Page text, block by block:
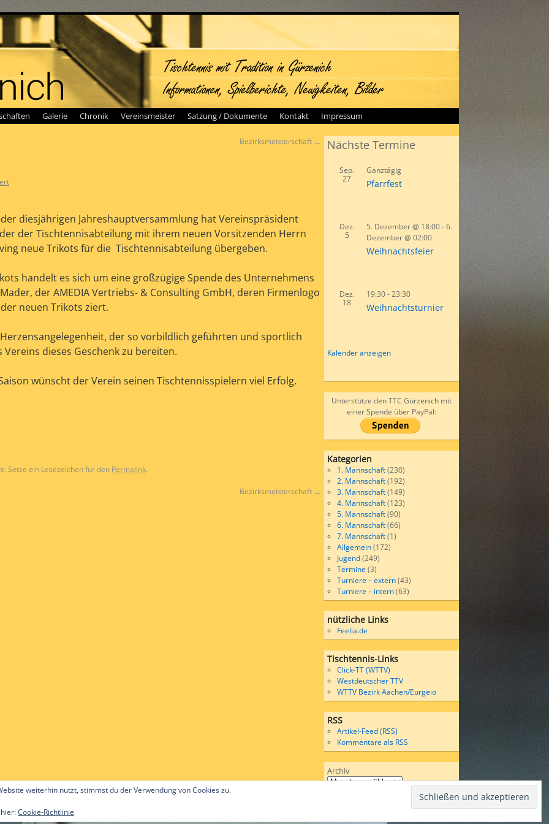
Galerie Chronik Vereinsmeister Satzung / Dokumente Kontakt Impressum
Bezirksmeisterschaft →
diesjährigen Jahreshauptversammlung hat Vereinspräsident
der Tischtennisabteilung mit ihrem neuen Vorsitzenden Herrn
neue Trikots für die Tischtennisabteilung übergeben.
handelt es sich um eine großzügige Spende des Unternehmens
der AMEDIA Vertriebs- & Consulting GmbH, deren Firmenlogo
neuen Trikots ziert.
der so vorbildlich geführten und sportlich
dieses Geschenk zu bereiten.
wünscht der Verein seinen Tischtennisspielern viel Erfolg.
Setze ein Lesezeichen für den Permalink.
Bezirksmeisterschaft →
Nächste Termine
Sep.
27
Ganztägig
Pfarrfest
Dez.
5
5. Dezember @ 18:00-6.
Dezember @ 02:00
Weihnachtsfeier
Dez.
18
19:30-23:30
Weihnachtsturnier
Kalender anzeigen
Unterstütze den TTC Gürzenich mit
einer Spende über PayPal:
Kategorien
1. Mannschaft(230)
2. Mannschaft(192)
3. Mannschaft(149)
4. Mannschaft(123)
5. Mannschaft(90)
6. Mannschaft(66)
7. Mannschaft(1)
Allgemein(172)
Jugend(249)
Termine(3)
Turniere – extern(43)
Turniere – intern(63)
nützliche Links
Feelia.de
Tischtennis-Links
Click-TT (WTTV)
Westdeutscher TTV
WTTV Bezirk Aachen/Eurgeio
RSS
Artikel-Feed (RSS)
Kommentare als RSS
Archiv
Wordpress
weiterhin nutzt, stimmst du der Verwendung von Cookies zu.
Cookie-Richtlinie